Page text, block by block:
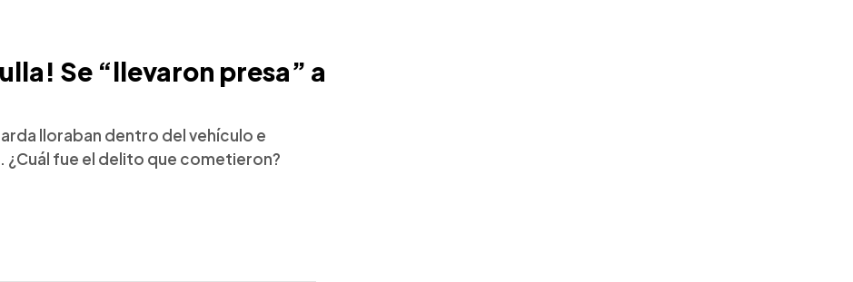
Se “llevaron presa” a
lloraban dentro del vehículo e
¿Cuál fue el delito que cometieron?